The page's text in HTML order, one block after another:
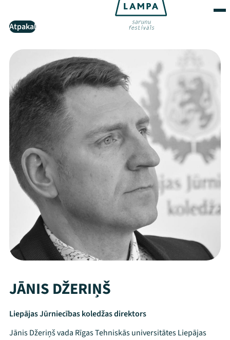
Atpakaļ
JĀNIS DŽERIŅŠ
Liepājas Jūrniecības koledžas direktors
Jānis Džeriņš vada Rīgas Tehniskās universitātes Liepājas